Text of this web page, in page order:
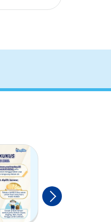
next